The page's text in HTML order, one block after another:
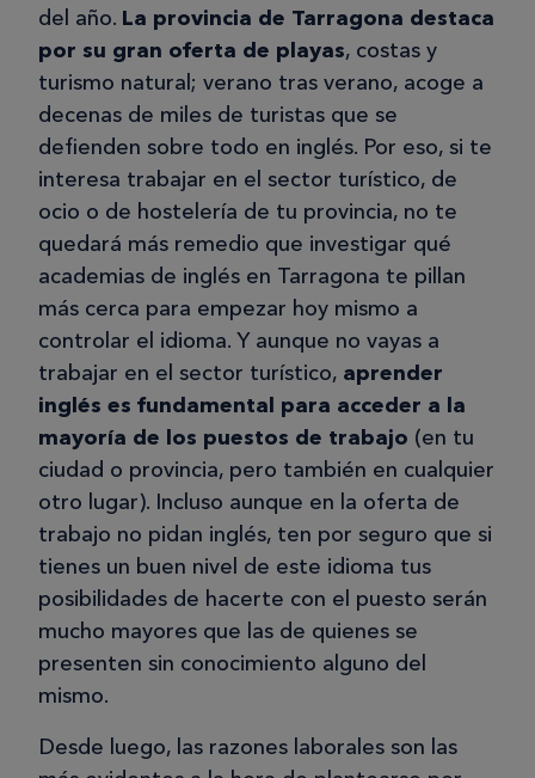
del año. La provincia de Tarragona destaca
por su gran oferta de playas, costas y
turismo natural; verano tras verano, acoge a
decenas de miles de turistas que se
defienden sobre todo en inglés. Por eso, si te
interesa trabajar en el sector turístico, de
ocio o de hostelería de tu provincia, no te
quedará más remedio que investigar qué
academias de inglés en Tarragona te pillan
más cerca para empezar hoy mismo a
controlar el idioma. Y aunque no vayas a
trabajar en el sector turístico, aprender
inglés es fundamental para acceder a la
mayoría de los puestos de trabajo (en tu
ciudad o provincia, pero también en cualquier
otro lugar). Incluso aunque en la oferta de
trabajo no pidan inglés, ten por seguro que si
tienes un buen nivel de este idioma tus
posibilidades de hacerte con el puesto serán
mucho mayores que las de quienes se
presenten sin conocimiento alguno del
mismo.
Desde luego, las razones laborales son las